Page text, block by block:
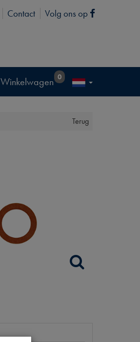
Contact Volg ons op Facebook
Winkelwagen 0
Terug